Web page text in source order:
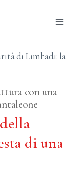
di Limbadi: la
con una
di una